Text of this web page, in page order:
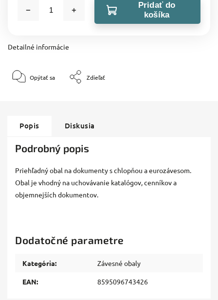
Pridať do
košíka
Detailné informácie
Opýtať sa Zdieľať
Popis Diskusia
Podrobný popis
Priehľadný obal na dokumenty s chlopňou a eurozávesom.
Obal je vhodný na uchovávanie katalógov, cenníkov a
objemnejších dokumentov.
Dodatočné parametre
Kategória: Závesné obaly
EAN: 8595096743426